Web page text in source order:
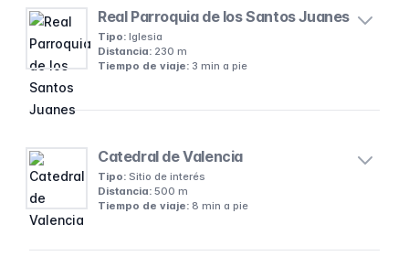
Real Parroquia de los Santos Juanes
Tipo: Iglesia
Distancia: 230 m
Tiempo de viaje: 3 min a pie
Catedral de Valencia
Tipo: Sitio de interés
Distancia: 500 m
Tiempo de viaje: 8 min a pie